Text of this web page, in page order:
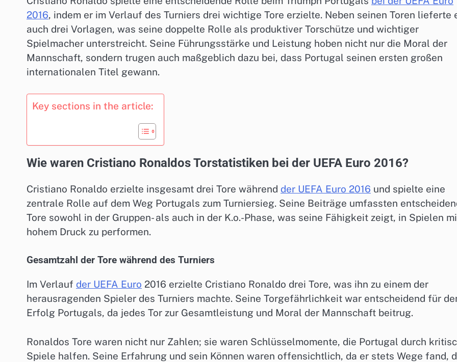
2016, indem er im Verlauf des Turniers drei wichtige Tore erzielte. Neben seinen Toren lieferte
auch drei Vorlagen, was seine doppelte Rolle als produktiver Torschütze und wichtiger
Spielmacher unterstreicht. Seine Führungsstärke und Leistung hoben nicht nur die Moral der
Mannschaft, sondern trugen auch maßgeblich dazu bei, dass Portugal seinen ersten großen
internationalen Titel gewann.
Key sections in the article:
Wie waren Cristiano Ronaldos Torstatistiken bei der UEFA Euro 2016?
Cristiano Ronaldo erzielte insgesamt drei Tore während der UEFA Euro 2016 und spielte eine
zentrale Rolle auf dem Weg Portugals zum Turniersieg. Seine Beiträge umfassten
Tore sowohl in der Gruppen- als auch in der K.o.-Phase, was seine Fähigkeit zeigt, in Spielen
hohem Druck zu performen.
Gesamtzahl der Tore während des Turniers
Im Verlauf der UEFA Euro 2016 erzielte Cristiano Ronaldo drei Tore, was ihn zu einem der
herausragenden Spieler des Turniers machte. Seine Torgefährlichkeit war entscheidend für
Erfolg Portugals, da jedes Tor zur Gesamtleistung und Moral der Mannschaft beitrug.
Ronaldos Tore waren nicht nur Zahlen; sie waren Schlüsselmomente, die Portugal durch
Spiele halfen. Seine Erfahrung und sein Können waren offensichtlich, da er stets Wege fand,